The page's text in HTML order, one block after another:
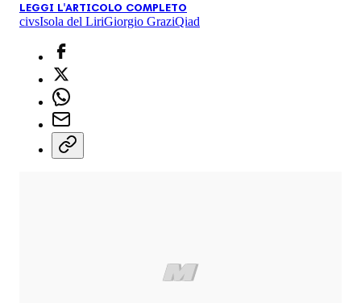
LEGGI L'ARTICOLO COMPLETO
civsIsola del LiriGiorgio GraziQiad